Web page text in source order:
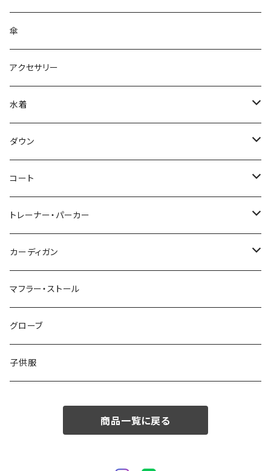
傘
アクセサリー
水着
～44/S
46/M
48/L
50/XL～
ダウン
～44/S
46/M
48/L
50/XL～
コート
～44/S
46/M
48/L
50/XL～
トレーナー・パーカー
～44/S
46/M
48/L
50/XL～
カーディガン
～44/S
46/M
48/L
マフラー・ストール
グローブ
子供服
商品一覧に戻る